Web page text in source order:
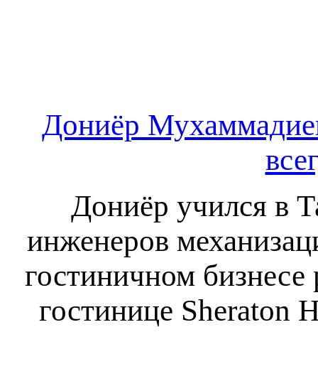
Дониёр
Дониёр учился в
инженеров
гостиничном бизнесе
гостинице Sheraton